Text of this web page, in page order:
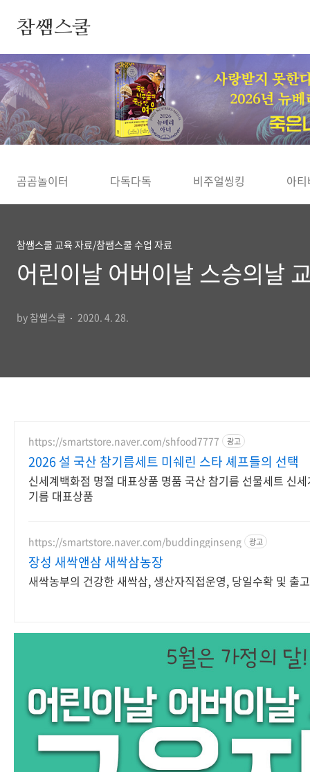
참쌤스쿨
◀
곰곰놀이터 다독다독 비주얼씽킹 아
참쌤스쿨 교육 자료/참쌤스쿨 수업 자료
어린이날 어버이날 스승의날
by 참쌤스쿨 2020. 4. 28.
https://smartstore.naver.com/shfood7777 광고
2026 설 국산 참기름세트 미쉐린 스타 셰프들의 선택
신세계백화점 명절 대표상품 명품 국산 참기름 선물세트 신
기름 대표상품
https://smartstore.naver.com/buddingginseng 광고
장성 새싹앤삼 새싹삼농장
새싹농부의 건강한 새싹삼, 생산자직접운영, 당일수확 및 출고